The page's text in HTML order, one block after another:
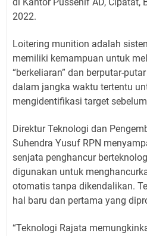
2022.
Loitering munition adalah
memiliki kemampuan untuk
“berkeliaran” dan berputar-
dalam jangka waktu tertentu
mengidentifikasi target
Direktur Teknologi dan
Suhendra Yusuf RPN
senjata penghancur
digunakan untuk
otomatis tanpa dikendalikan.
hal baru dan pertama yang
“Teknologi Rajata